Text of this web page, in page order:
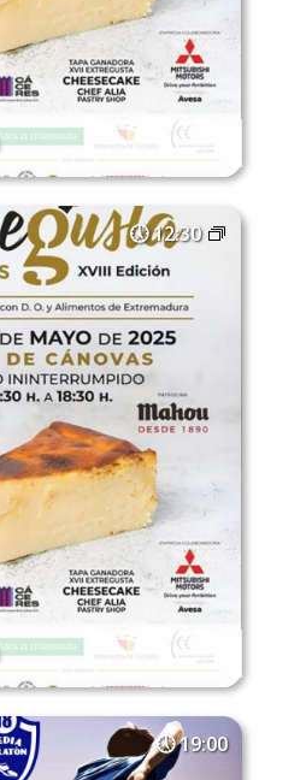
12:30
19:00